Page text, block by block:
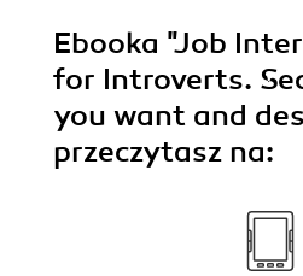
Ebooka "Job
for Introverts.
you want and
przeczytasz na: